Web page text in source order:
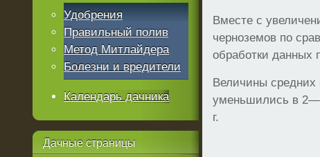
Вместе с
черноземов по
обработки данных
Величины средних
уменьшились в
г.
Удобрения
Правильный полив
Метод Митлайдера
Болезни и вредители
Календарь дачника
Дачные страницы